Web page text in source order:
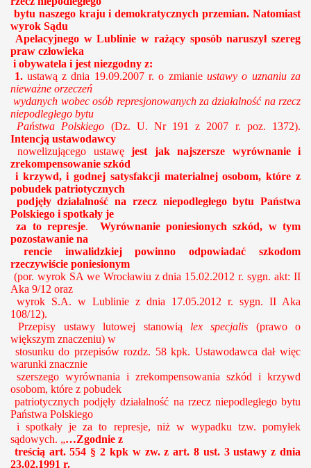
bytu naszego kraju i demokratycznych przemian. Natomiast
wyrok Sądu
Apelacyjnego w Lublinie w rażący sposób naruszył szereg
praw człowieka
i obywatela i jest niezgodny z:
1. ustawą z dnia 19.09.2007 r. o zmianieustawy o uznaniu za
nieważne orzeczeń
wydanych wobec osób represjonowanych za działalność na rzecz
niepodległego bytu
Państwa Polskiego (Dz. U. Nr 191 z 2007 r. poz. 1372).
Intencją ustawodawcy
nowelizującego ustawęjest jak najszersze wyrównanie i
zrekompensowanie szkód
i krzywd, i godnej satysfakcji materialnej osobom, które z
pobudek patriotycznych
podjęły działalność na rzecz niepodległego bytu Państwa
Polskiego i spotkały je
za to represje. Wyrównanie poniesionych szkód, w tym
pozostawanie na
rencie inwalidzkiej powinno odpowiadać szkodom
rzeczywiście poniesionym
(por. wyrok SA we Wrocławiu z dnia 15.02.2012 r. sygn. akt: II
Aka 9/12 oraz
wyrok S.A. w Lublinie z dnia 17.05.2012 r. sygn. II Aka
108/12).
Przepisy ustawy lutowej stanowią lex specjalis
(prawo o
większym znaczeniu) w
stosunku do przepisów rozdz. 58 kpk. Ustawodawca dał więc
warunki znacznie
szerszego wyrównania i zrekompensowania szkód i krzywd
osobom, które z pobudek
patriotycznych podjęły działalność na rzecz niepodległego bytu
Państwa Polskiego
i spotkały je za to represje, niż w wypadku tzw. pomyłek
sądowych. „…Zgodnie z
treścią art. 554 § 2 kpk w zw. z art. 8 ust. 3 ustawy z dnia
23.02.1991 r.